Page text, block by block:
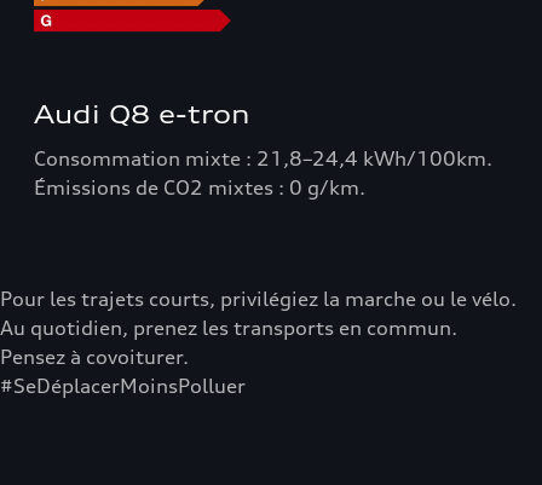
Audi Q8 e-tron
Consommation mixte : 21,8–24,4 kWh/100km.
Émissions de CO2 mixtes : 0 g/km.
Pour les trajets courts, privilégiez la marche ou le vélo.
Au quotidien, prenez les transports en commun.
Pensez à covoiturer.
#SeDéplacerMoinsPolluer